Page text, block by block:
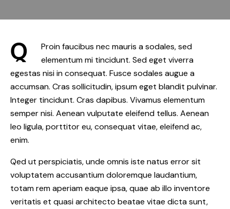
Q
Proin faucibus nec mauris a sodales, sed
elementum mi tincidunt. Sed eget viverra
egestas nisi in consequat. Fusce sodales augue a
accumsan. Cras sollicitudin, ipsum eget blandit pulvinar.
Integer tincidunt. Cras dapibus. Vivamus elementum
semper nisi. Aenean vulputate eleifend tellus. Aenean
leo ligula, porttitor eu, consequat vitae, eleifend ac,
enim.
Qed ut perspiciatis, unde omnis iste natus error sit
voluptatem accusantium doloremque laudantium,
totam rem aperiam eaque ipsa, quae ab illo inventore
veritatis et quasi architecto beatae vitae dicta sunt,